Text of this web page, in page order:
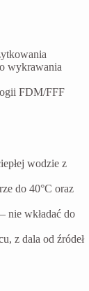
wykrawania
FDM/FFF
wodzie z
do 40°C oraz
nie wkładać do
z dala od źródeł